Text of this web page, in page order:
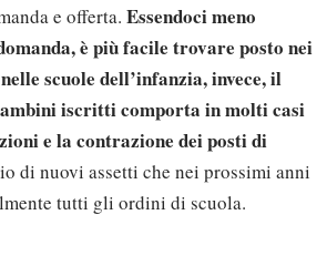
e offerta. Essendoci meno
è più facile trovare posto nei
scuole dell’infanzia, invece, il
iscritti comporta in molti casi
e la contrazione dei posti di
di nuovi assetti che nei prossimi anni
tutti gli ordini di scuola.
registrati possono